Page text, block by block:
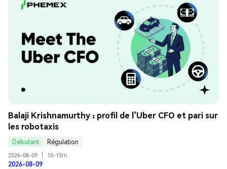
Balaji Krishnamurthy : profil de l’Uber CFO et pari sur
les robotaxis
Débutant
Régulation
2026-08-09
10-15m
2026-08-09